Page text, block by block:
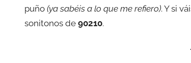
puño (ya sabéis a lo que me refiero). Y si
sonitonos de 90210.